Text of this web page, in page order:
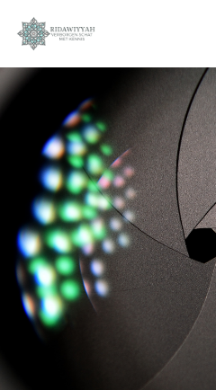
28
OKTOBER
2023
SURAH AL-
66-69:
DE
19
OKTOBER
2023
BIOGRAFIE
WAT